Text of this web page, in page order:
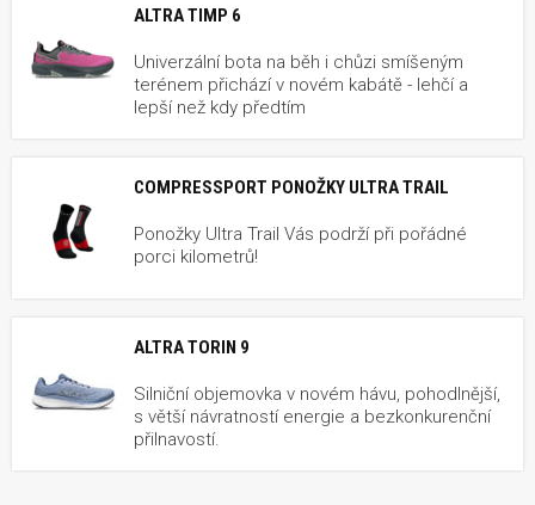
ALTRA TIMP 6
Univerzální bota na běh i chůzi smíšeným
terénem přichází v novém kabátě - lehčí a
lepší než kdy předtím
COMPRESSPORT PONOŽKY ULTRA TRAIL
Ponožky Ultra Trail Vás podrží při pořádné
porci kilometrů!
ALTRA TORIN 9
Silniční objemovka v novém hávu, pohodlnější,
s větší návratností energie a bezkonkurenční
přilnavostí.